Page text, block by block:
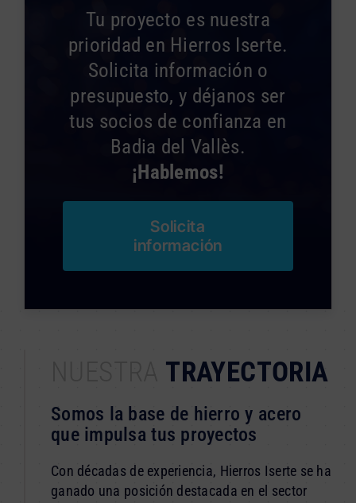
Tu proyecto es nuestra
prioridad en Hierros Iserte.
Solicita información o
presupuesto, y déjanos ser
tus socios de confianza en
Badia del Vallès.
¡Hablemos!
Solicita
información
TRAYECTORIA
Somos la base de hierro y acero
que impulsa tus proyectos
Con décadas de experiencia, Hierros Iserte se ha
ganado una posición destacada en el sector